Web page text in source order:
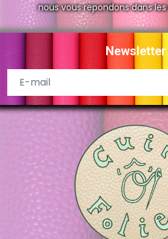
nous vous repondons dans
Newsletter